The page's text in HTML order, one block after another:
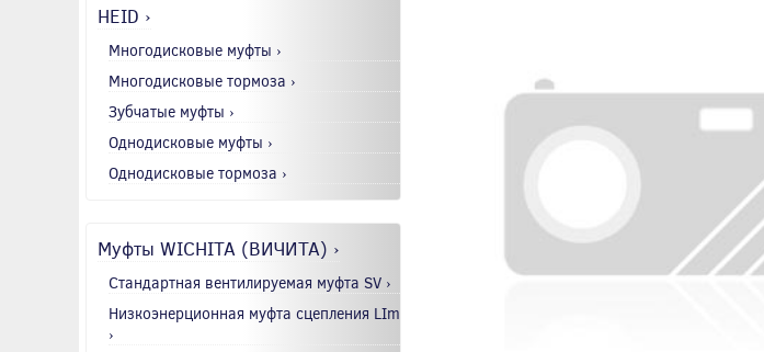
HEID ›
Многодисковые муфты ›
Многодисковые тормоза ›
Зубчатые муфты ›
Однодисковые муфты ›
Однодисковые тормоза ›
Муфты WICHITA (ВИЧИТА) ›
Стандартная вентилируемая муфта SV ›
Низкоэнерционная муфта сцепления LIm
›